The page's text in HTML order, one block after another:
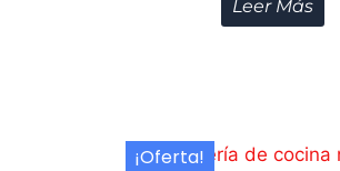
Leer Más
¡Oferta!